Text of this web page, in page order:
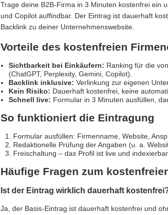
Trage deine B2B-Firma in 3 Minuten kostenfrei ein
und Copilot auffindbar. Der Eintrag ist dauerhaft
Backlink zu deiner Unternehmenswebsite.
Vorteile des kostenfreien
Sichtbarkeit bei Einkäufern: Ranking für die
(ChatGPT, Perplexity, Gemini, Copilot).
Backlink inklusive: Verlinkung zur eigenen
Kein Risiko: Dauerhaft kostenfrei, keine
Schnell live: Formular in 3 Minuten ausfüllen,
So funktioniert die Eintragung
Formular ausfüllen: Firmenname, Website,
Redaktionelle Prüfung der Angaben (u. a.
Freischaltung – das Profil ist live und indexierbar.
Häufige Fragen zum
Ist der Eintrag wirklich dauerhaft
Ja, der Basis-Eintrag ist dauerhaft kostenfrei und